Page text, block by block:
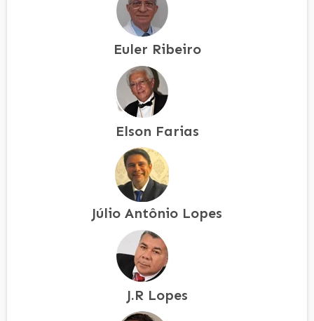
Euler Ribeiro
Elson Farias
Júlio Antônio Lopes
J.R Lopes